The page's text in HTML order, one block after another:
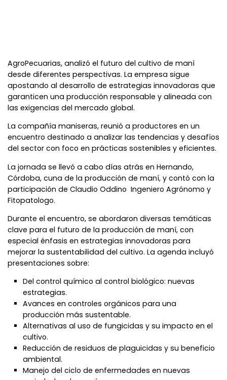
AgroPecuarias, analizó el futuro del cultivo de maní
desde diferentes perspectivas. La empresa sigue
apostando al desarrollo de estrategias innovadoras que
garanticen una producción responsable y alineada con
las exigencias del mercado global.
La compañía maniseras, reunió a productores en un
encuentro destinado a analizar las tendencias y desafíos
del sector con foco en prácticas sostenibles y eficientes.
La jornada se llevó a cabo días atrás en Hernando,
Córdoba, cuna de la producción de maní, y contó con la
participación de Claudio Oddino Ingeniero Agrónomo y
Fitopatologo.
Durante el encuentro, se abordaron diversas temáticas
clave para el futuro de la producción de maní, con
especial énfasis en estrategias innovadoras para
mejorar la sustentabilidad del cultivo. La agenda incluyó
presentaciones sobre:
Del control químico al control biológico: nuevas
estrategias.
Avances en controles orgánicos para una
producción más sustentable.
Alternativas al uso de fungicidas y su impacto en el
cultivo.
Reducción de residuos de plaguicidas y su beneficio
ambiental.
Manejo del ciclo de enfermedades en nuevas